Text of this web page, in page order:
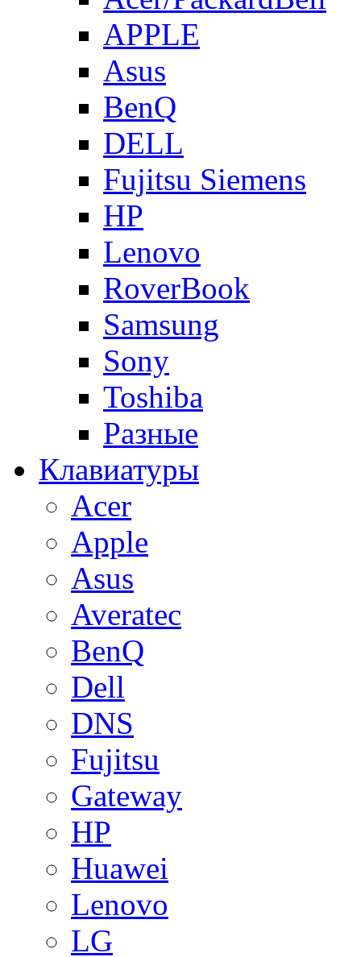
APPLE
Asus
BenQ
DELL
Fujitsu Siemens
HP
Lenovo
RoverBook
Samsung
Sony
Toshiba
Разные
Клавиатуры
Acer
Apple
Asus
Averatec
BenQ
Dell
DNS
Fujitsu
Gateway
HP
Huawei
Lenovo
LG